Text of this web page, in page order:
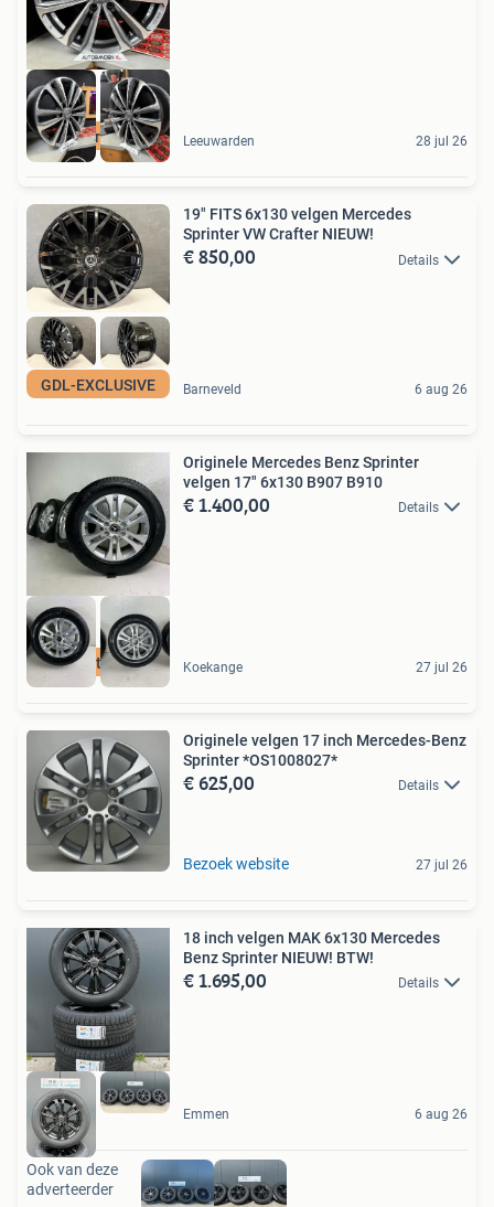
Sprinter Crafter Leeuwarden 28 jul 26
GDL-EXCLUSIVE
19" FITS 6x130 velgen Mercedes
Sprinter VW Crafter NIEUW!
€ 850,00 Details
Barneveld 6 aug 26
Laagste prijs
Originele Mercedes Benz Sprinter
velgen 17" 6x130 B907 B910
€ 1.400,00 Details
Koekange 27 jul 26
Originele velgen 17 inch Mercedes-Benz
Sprinter *OS1008027*
€ 625,00 Details
Bezoek website 27 jul 26
18 inch velgen MAK 6x130 Mercedes
Benz Sprinter NIEUW! BTW!
€ 1.695,00 Details
Emmen 6 aug 26
Ook van deze
adverteerder